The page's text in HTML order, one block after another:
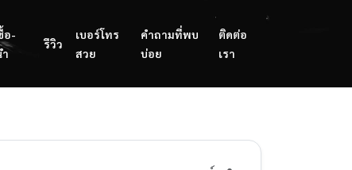
อ-
รีวิว
เบอร์โทร
สวย
คำถามที่พบ
บ่อย
ติดต่อ
เรา